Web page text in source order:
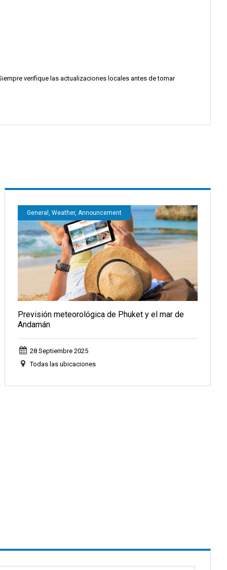
verifique las actualizaciones locales antes de tomar
General, Weather, Announcement
Previsión meteorológica de Phuket y el mar de
Andamán
28 Septiembre 2025
Todas las ubicaciones